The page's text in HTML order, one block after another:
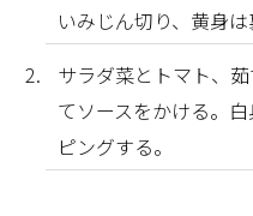
いみじん切り、黄身は
サラダ菜とトマト、
てソースをかける。
ピングする。